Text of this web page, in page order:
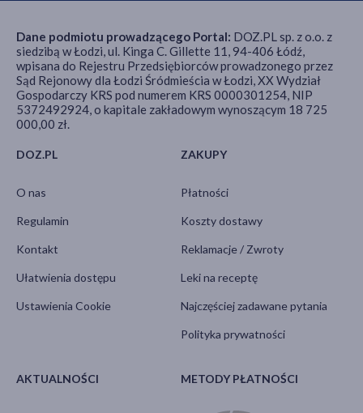
DOZ.PL
O nas
Regulamin
Kontakt
Ułatwienia dostępu
Ustawienia Cookie
ZAKUPY
Płatności
Koszty dostawy
Reklamacje / Zwroty
Leki na receptę
Najczęściej zadawane pytania
Polityka prywatności
AKTUALNOŚCI METODY PŁATNOŚCI
Dane podmiotu prowadzącego Portal: DOZ.PL sp. z o.o. z
siedzibą w Łodzi, ul. Kinga C. Gillette 11, 94-406 Łódź,
wpisana do Rejestru Przedsiębiorców prowadzonego przez
Sąd Rejonowy dla Łodzi Śródmieścia w Łodzi, XX Wydział
Gospodarczy KRS pod numerem KRS 0000301254, NIP
5372492924, o kapitale zakładowym wynoszącym 18 725
000,00 zł.